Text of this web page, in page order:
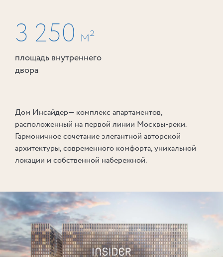
3 250 м²
площадь внутреннего
двора
Дом Инсайдер— комплекс апартаментов,
расположенный на первой линии Москвы⁠-⁠реки.
Гармоничное сочетание элегантной авторской
архитектуры, современного комфорта, уникальной
локации и собственной набережной.